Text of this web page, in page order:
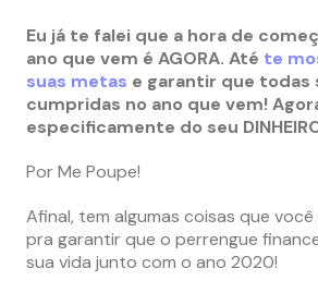
Eu já te falei que a hora de
ano que vem é AGORA. Até te
suas metas e garantir que todas
cumpridas no ano que vem!
especificamente do seu
Por Me Poupe!
Afinal, tem algumas coisas que
pra garantir que o perrengue
sua vida junto com o ano 2020!